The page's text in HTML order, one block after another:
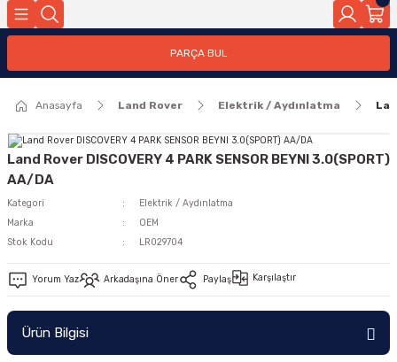
PARÇA BUL
Anasayfa Land Rover Elektrik / Aydınlatma
Land Rover DISCOVERY 4 PARK SENSOR BEYNI 3.0(SPORT)
AA/DA
Kategori
Elektrik / Aydınlatma
Marka
OEM
Stok Kodu
LR029704
Yorum Yaz Arkadaşına Öner Paylaş Karşılaştır
Ürün Bilgisi